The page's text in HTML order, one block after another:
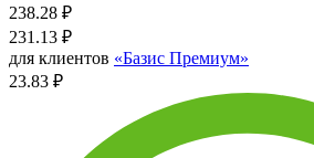
238.28 ₽
231.13 ₽
для клиентов «Базис Премиум»
23.83 ₽